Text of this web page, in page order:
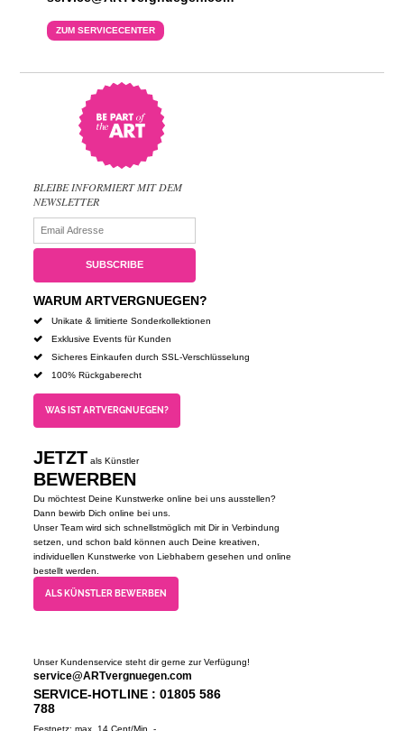
ZUM SERVICECENTER
BLEIBE INFORMIERT MIT DEM
NEWSLETTER
WARUM ARTVERGNUEGEN?
Unikate & limitierte Sonderkollektionen
Exklusive Events für Kunden
Sicheres Einkaufen durch SSL-Verschlüsselung
100% Rückgaberecht
WAS IST ARTVERGNUEGEN?
JETZT als Künstler
BEWERBEN
Du möchtest Deine Kunstwerke online bei uns ausstellen?
Dann bewirb Dich online bei uns.
Unser Team wird sich schnellstmöglich mit Dir in Verbindung
setzen, und schon bald können auch Deine kreativen,
individuellen Kunstwerke von Liebhabern gesehen und online
bestellt werden.
ALS KÜNSTLER BEWERBEN
Unser Kundenservice steht dir gerne zur Verfügung!
service@ARTvergnuegen.com
SERVICE-HOTLINE : 01805 586
788
Festnetz: max. 14 Cent/Min. -